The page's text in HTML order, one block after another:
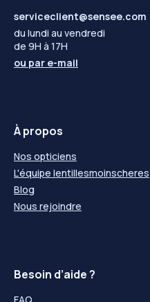
serviceclient@sensee.com
du lundi au vendredi
de 9H à 17H
ou par e-mail
À propos
Nos opticiens
L'équipe lentillesmoinscheres
Blog
Nous rejoindre
Besoin d’aide ?